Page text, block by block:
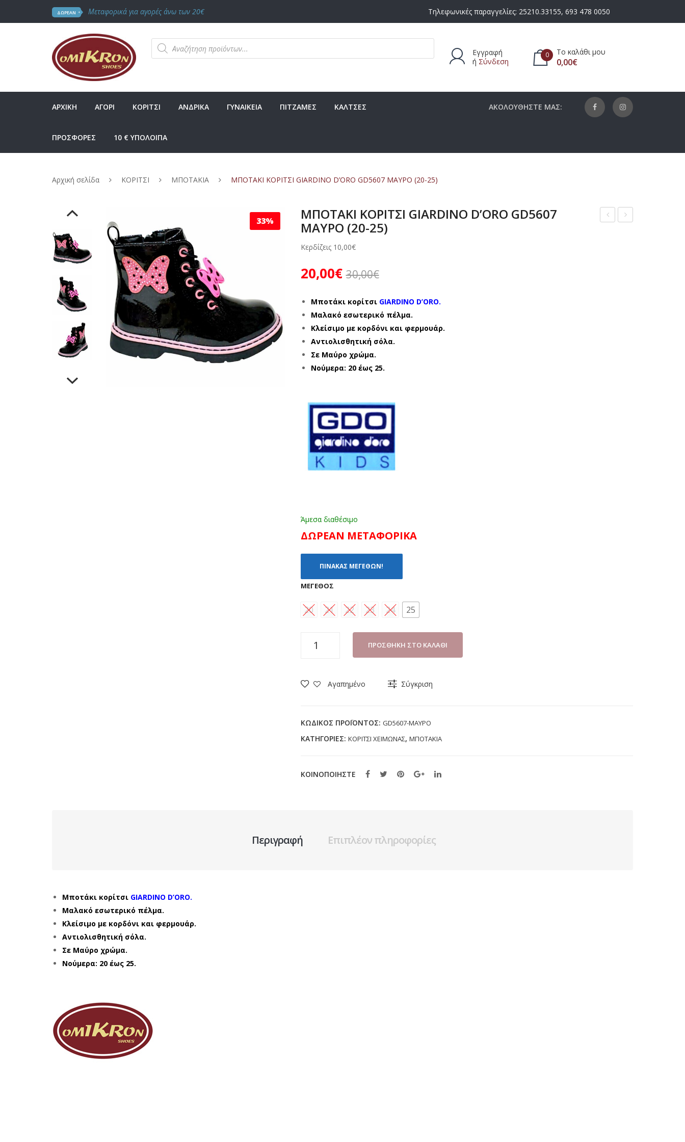
ΔΩΡΕΑΝ Μεταφορικά για αγορές άνω των 20€ Τηλεφωνικές παραγγελίες: 25210.33155, 693 478 0050
Products
search
Εγγραφή
ή Σύνδεση
0 Το καλάθι μου
0,00€
ΑΡΧΙΚΗ ΑΓΟΡΙ ΚΟΡΙΤΣΙ ΑΝΔΡΙΚΑ ΓΥΝΑΙΚΕΙΑ ΠΙΤΖΑΜΕΣ ΚΑΛΤΣΕΣ
ΠΡΟΣΦΟΡΕΣ 10 € ΥΠΟΛΟΙΠΑ
ΑΚΟΛΟΥΘΗΣΤΕ ΜΑΣ:
Αρχική σελίδα ΚΟΡΙΤΣΙ ΜΠΟΤΑΚΙΑ ΜΠΟΤΑΚΙ ΚΟΡΙΤΣΙ GIARDINO D’ORO GD5607 ΜΑΥΡΟ (20-25)
33%
ΜΠΟΤΑΚΙ ΚΟΡΙΤΣΙ GIARDINO D’ORO GD5607
ΜΑΥΡΟ (20-25)
Κερδίζεις 10,00€
30,00€
20,00€
Μποτάκι κορίτσι GIARDINO D’ORO.
Mαλακό εσωτερικό πέλμα.
Κλείσιμο με κορδόνι και φερμουάρ.
Αντιολισθητική σόλα.
Σε Μαύρο χρώμα.
Νούμερα: 20 έως 25.
Άμεσα διαθέσιμο
ΔΩΡΕΑΝ ΜΕΤΑΦΟΡΙΚΑ
ΠΙΝΑΚΑΣ ΜΕΓΕΘΩΝ!
ΜΈΓΕΘΟΣ
20 21 22 23 24 25
D'ORO
(20-
ΠΡΟΣΘΉΚΗ ΣΤΟ ΚΑΛΆΘΙ
Αγαπημένο Σύγκριση
ΚΩΔΙΚΌΣ ΠΡΟΪΌΝΤΟΣ: GD5607-ΜΑΥΡΟ
ΚΑΤΗΓΟΡΊΕΣ: ΚΟΡΙΤΣΙ ΧΕΙΜΩΝΑΣ, ΜΠΟΤΑΚΙΑ
ΚΟΙΝΟΠΟΙΗΣΤΕ
Περιγραφή Επιπλέον πληροφορίες
Μποτάκι κορίτσι GIARDINO D’ORO.
Mαλακό εσωτερικό πέλμα.
Κλείσιμο με κορδόνι και φερμουάρ.
Αντιολισθητική σόλα.
Σε Μαύρο χρώμα.
Νούμερα: 20 έως 25.